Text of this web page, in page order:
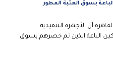
بسوق العتبة المطور
أن الأجهزة التنفيذية
الباعة الذين تم حصرهم بسوق